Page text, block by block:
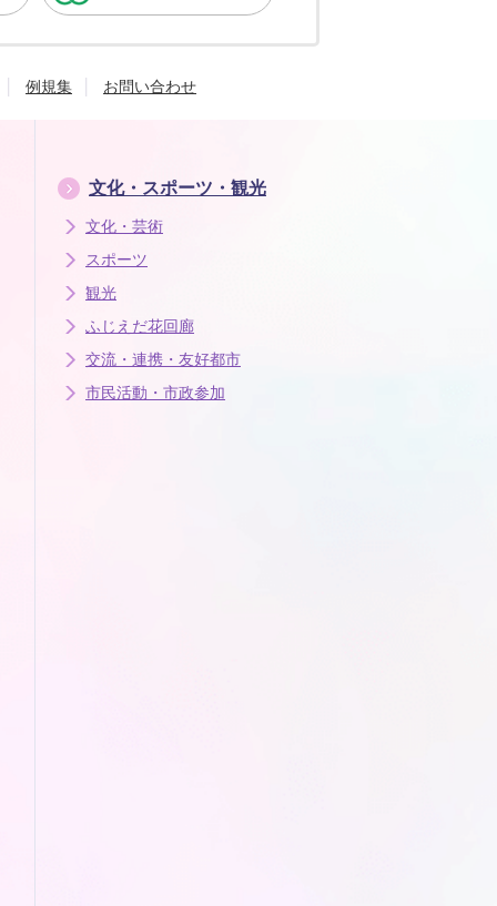
例規集 お問い合わせ
文化・スポーツ・観光
文化・芸術
スポーツ
観光
ふじえだ花回廊
交流・連携・友好都市
市民活動・市政参加